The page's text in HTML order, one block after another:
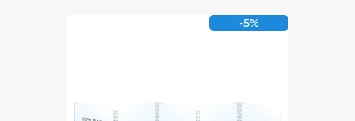
-5%